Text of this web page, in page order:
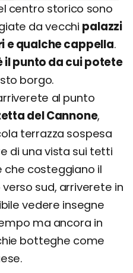
centro storico sono
da vecchi palazzi
e qualche cappella.
il punto da cui potete
borgo.
al punto
del Cannone,
terrazza sospesa
di una vista sui tetti
che costeggiano il
sud, arriverete in
vedere insegne
ma ancora in
botteghe come